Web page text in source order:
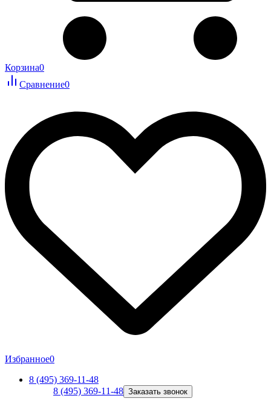
Корзина0
Сравнение0
Избранное0
8 (495) 369-11-48
8 (495) 369-11-48 Заказать звонок